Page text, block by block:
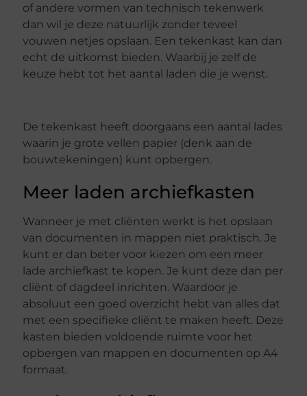
of andere vormen van technisch tekenwerk
dan wil je deze natuurlijk zonder teveel
vouwen netjes opslaan. Een tekenkast kan dan
echt de uitkomst bieden. Waarbij je zelf de
keuze hebt tot het aantal laden die je wenst.
De tekenkast heeft doorgaans een aantal lades
waarin je grote vellen papier (denk aan de
bouwtekeningen) kunt opbergen.
Meer laden archiefkasten
Wanneer je met cliënten werkt is het opslaan
van documenten in mappen niet praktisch. Je
kunt er dan beter voor kiezen om een meer
lade archiefkast te kopen. Je kunt deze dan per
cliënt of dagdeel inrichten. Waardoor je
absoluut een goed overzicht hebt van alles dat
met een specifieke cliënt te maken heeft. Deze
kasten bieden voldoende ruimte voor het
opbergen van mappen en documenten op A4
formaat.